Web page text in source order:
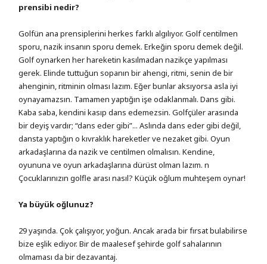
prensibi nedir?
Golfün ana prensiplerini herkes farklı algılıyor. Golf centilmen
sporu, nazik insanın sporu demek. Erkeğin sporu demek değil.
Golf oynarken her hareketin kasılmadan nazikçe yapılması
gerek. Elinde tuttuğun sopanın bir ahengi, ritmi, senin de bir
ahenginin, ritminin olması lazım. Eğer bunlar aksıyorsa asla iyi
oynayamazsın. Tamamen yaptığın işe odaklanmalı. Dans gibi.
Kaba saba, kendini kasıp dans edemezsin. Golfçüler arasında
bir deyiş vardır; “dans eder gibi”... Aslında dans eder gibi değil,
dansta yaptığın o kıvraklık hareketler ve nezaket gibi. Oyun
arkadaşlarına da nazik ve centilmen olmalısın. Kendine,
oyununa ve oyun arkadaşlarına dürüst olman lazım. n
Çocuklarınızın golfle arası nasıl? Küçük oğlum muhteşem oynar!
Ya büyük oğlunuz?
29 yaşında. Çok çalışıyor, yoğun. Ancak arada bir fırsat bulabilirse
bize eşlik ediyor. Bir de maalesef şehirde golf sahalarının
olmaması da bir dezavantaj.